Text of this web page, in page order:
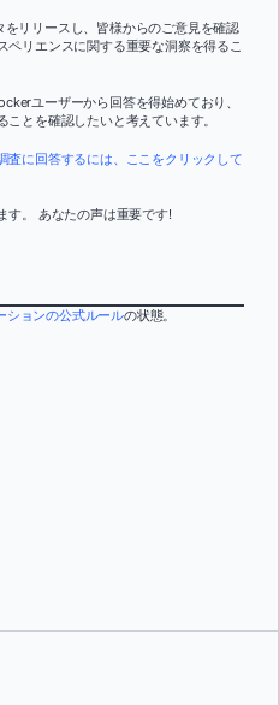
リリースし、皆様からのご意見を確認
ペリエンスに関する重要な洞察を得るこ
ユーザーから回答を得始めており、
とを確認したいと考えています。
査に回答するには、ここをクリックして
す。 あなたの声は重要です!
ションの公式ルールの状態。